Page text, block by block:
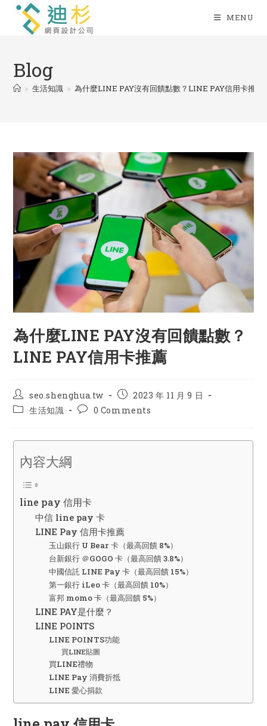
Skip
content
MENU
Blog
> 生活知識 > 為什麼LINE PAY沒有回饋點數？LINE PAY信用卡推薦
為什麼LINE PAY沒有回饋點數？
LINE PAY信用卡推薦
Post
author:
seo.shenghua.tw
Post
published:
2023 年 11 月 9 日
Post生活知識
Post0 Comments
內容大綱
line pay 信用卡
中信 line pay 卡
LINE Pay 信用卡推薦
玉山銀行 U Bear 卡（最高回饋 8%）
台新銀行 ＠GOGO 卡（最高回饋 3.8%）
中國信託 LINE Pay 卡（最高回饋 15%）
第一銀行 iLeo 卡（最高回饋 10%）
富邦 momo 卡（最高回饋 5%）
LINE PAY是什麼？
LINE POINTS
LINE POINTS功能
買LINE貼圖
買LINE禮物
LINE Pay 消費折抵
LINE 愛心捐款